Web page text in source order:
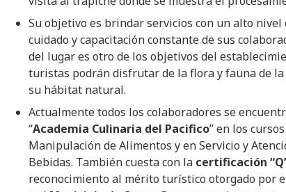
Su objetivo es brindar servicios con un alto nivel
cuidado y capacitación constante de sus
del lugar es otro de los objetivos del
turistas podrán disfrutar de la flora y fauna de
su hábitat natural.
Actualmente todos los colaboradores se
“Academia Culinaria del Pacifico” en los
Manipulación de Alimentos y en Servicio y
Bebidas. También cuesta con la certificación
reconocimiento al mérito turístico otorgado por